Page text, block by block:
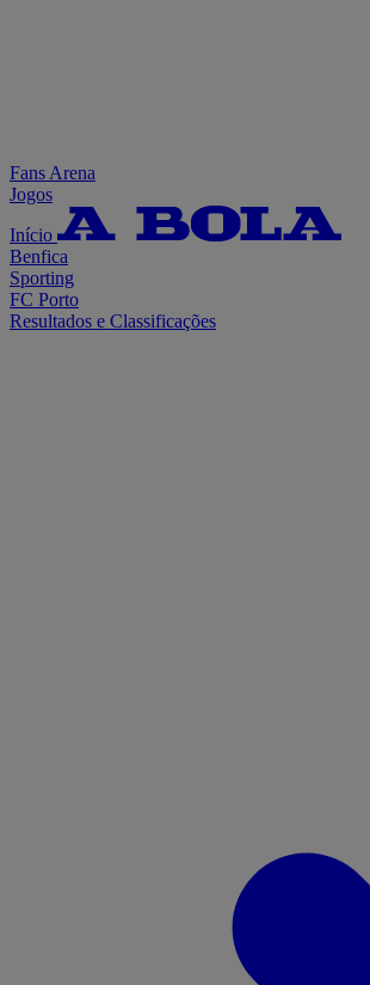
Fans Arena
Jogos
Início
Benfica
Sporting
FC Porto
Resultados e Classificações